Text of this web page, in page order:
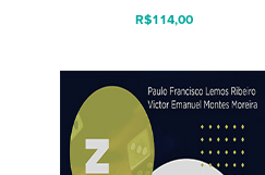
R$114,00